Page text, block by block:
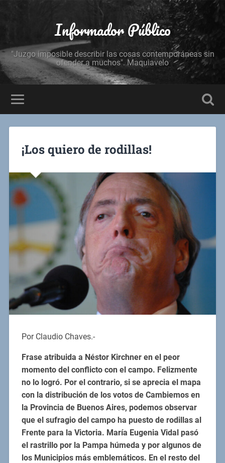
Informador Público
"Juzgo imposible describir las cosas contemporáneas sin
ofender a muchos". Maquiavelo
¡Los quiero de rodillas!
Por Claudio Chaves.-
Frase atribuida a Néstor Kirchner en el peor
momento del conflicto con el campo. Felizmente
no lo logró. Por el contrario, si se aprecia el mapa
con la distribución de los votos de Cambiemos en
la Provincia de Buenos Aires, podemos observar
que el sufragio del campo ha puesto de rodillas al
Frente para la Victoria. María Eugenia Vidal pasó
el rastrillo por la Pampa húmeda y por algunos de
los Municipios más emblemáticos. En el resto del